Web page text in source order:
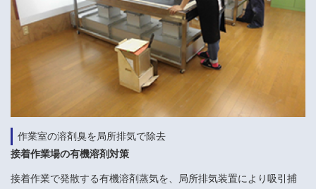
作業室の溶剤臭を局所排気で除去
接着作業場の有機溶剤対策
接着作業で発散する有機溶剤蒸気を、局所排気装置により吸引捕